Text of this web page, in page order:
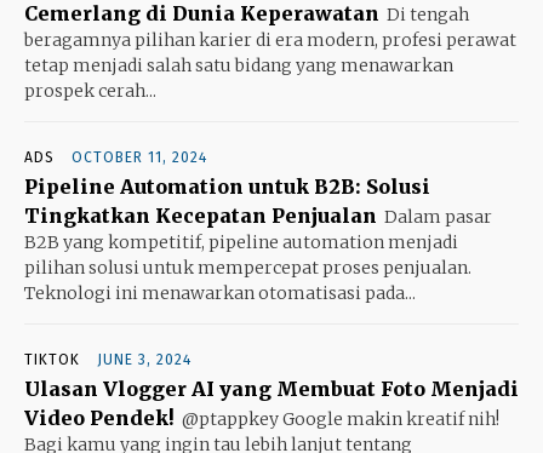
Cemerlang di Dunia Keperawatan Di tengah
beragamnya pilihan karier di era modern, profesi perawat
tetap menjadi salah satu bidang yang menawarkan
prospek cerah...
ADS OCTOBER 11, 2024
Pipeline Automation untuk B2B: Solusi
Tingkatkan Kecepatan Penjualan Dalam pasar
B2B yang kompetitif, pipeline automation menjadi
pilihan solusi untuk mempercepat proses penjualan.
Teknologi ini menawarkan otomatisasi pada...
TIKTOK JUNE 3, 2024
Ulasan Vlogger AI yang Membuat Foto Menjadi
Video Pendek! @ptappkey Google makin kreatif nih!
Bagi kamu yang ingin tau lebih lanjut tentang